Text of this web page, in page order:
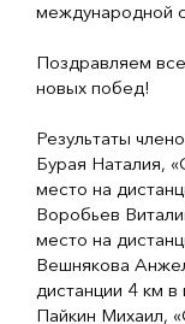
международной
Поздравляем
новых побед!
Результаты
Бурая Наталия,
место на
Воробьев
место на
Вешнякова
дистанции 4 км в
Пайкин Михаил,